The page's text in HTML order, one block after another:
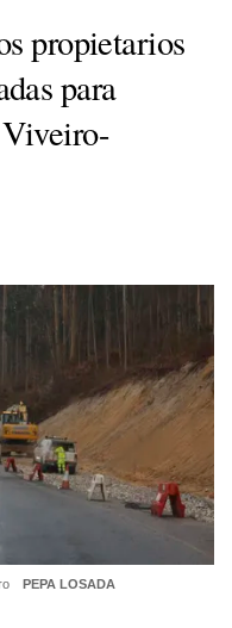
propietarios
para
PEPA LOSADA